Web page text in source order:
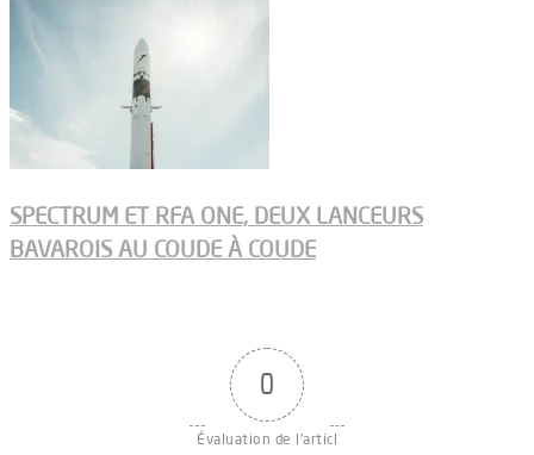
SPECTRUM ET RFA ONE, DEUX LANCEURS
BAVAROIS AU COUDE À COUDE
0
Évaluation de l'articl